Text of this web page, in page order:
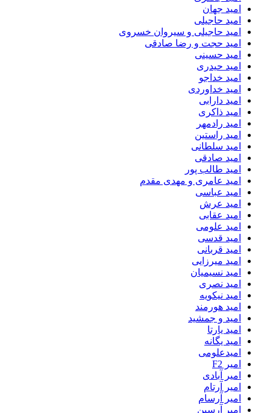
امید جهان
امید حاجیلی
امید حاجیلی و سیروان خسروی
امید حجت و رضا صادقی
امید حسینی
امید حیدری
امید خداجو
امید خداوردی
امید دارابی
امید ذاکری
امید رادمهر
امید راستین
امید سلطانی
امید صادقی
امید طالب پور
امید عامری و مهدی مقدم
امید عباسی
امید عرش
امید عقابی
امید علومی
امید قدسی
امید قربانی
امید میرزایی
امید نسیمیان
امید نصری
امید نیکویه
امید هورمند
امید و جمشید
امید یارتا
امید یگانه
امیدعلومی
امیر F2
امیر آبادی
امیر آرتام
امیر آرسام
امیر آرسین